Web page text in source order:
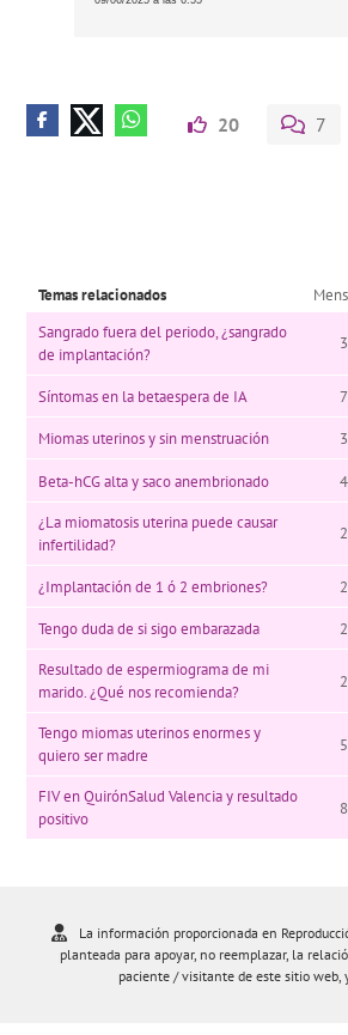
20 7
Temas relacionados
Sangrado fuera del periodo, ¿sangrado
de implantación?
3
Síntomas en la betaespera de IA 7
Miomas uterinos y sin menstruación 3
Beta-hCG alta y saco anembrionado 4
¿La miomatosis uterina puede causar
infertilidad?
2
¿Implantación de 1 ó 2 embriones? 2
Tengo duda de si sigo embarazada 2
Resultado de espermiograma de mi
marido. ¿Qué nos recomienda?
2
Tengo miomas uterinos enormes y
quiero ser madre
5
FIV en QuirónSalud Valencia y resultado
positivo
8
La información proporcionada en
planteada para apoyar, no reemplazar, la
paciente / visitante de este sitio web,